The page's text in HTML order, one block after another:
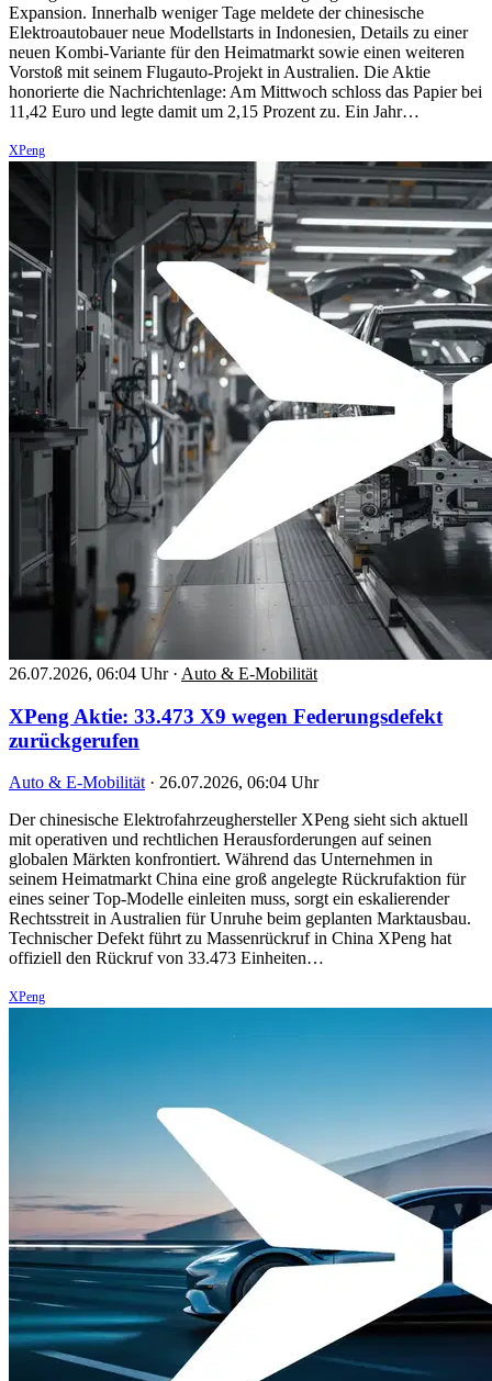
Expansion. Innerhalb weniger Tage meldete der chinesische
Elektroautobauer neue Modellstarts in Indonesien, Details zu einer
neuen Kombi-Variante für den Heimatmarkt sowie einen weiteren
Vorstoß mit seinem Flugauto-Projekt in Australien. Die Aktie
honorierte die Nachrichtenlage: Am Mittwoch schloss das Papier bei
11,42 Euro und legte damit um 2,15 Prozent zu. Ein Jahr…
XPeng
26.07.2026, 06:04 Uhr · Auto & E-Mobilität
XPeng Aktie: 33.473 X9 wegen Federungsdefekt
zurückgerufen
Auto & E-Mobilität · 26.07.2026, 06:04 Uhr
Der chinesische Elektrofahrzeughersteller XPeng sieht sich aktuell
mit operativen und rechtlichen Herausforderungen auf seinen
globalen Märkten konfrontiert. Während das Unternehmen in
seinem Heimatmarkt China eine groß angelegte Rückrufaktion für
eines seiner Top-Modelle einleiten muss, sorgt ein eskalierender
Rechtsstreit in Australien für Unruhe beim geplanten Marktausbau.
Technischer Defekt führt zu Massenrückruf in China XPeng hat
offiziell den Rückruf von 33.473 Einheiten…
XPeng